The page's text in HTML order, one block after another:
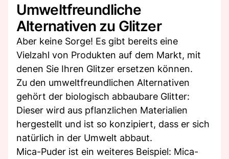
Umweltfreundliche
Alternativen zu Glitzer
Aber keine Sorge! Es gibt bereits eine
Vielzahl von Produkten auf dem Markt, mit
denen Sie Ihren Glitzer ersetzen können.
Zu den umweltfreundlichen Alternativen
gehört der biologisch abbaubare Glitter:
Dieser wird aus pflanzlichen Materialien
hergestellt und ist so konzipiert, dass er sich
natürlich in der Umwelt abbaut.
Mica-Puder ist ein weiteres Beispiel: Mica-